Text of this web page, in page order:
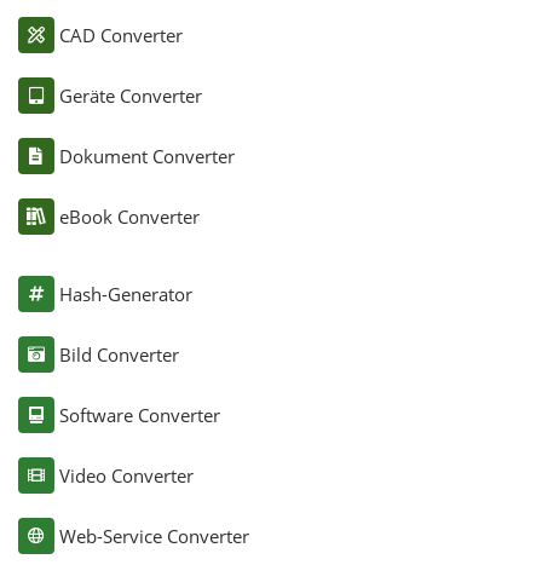
CAD Converter
Geräte Converter
Dokument Converter
eBook Converter
Hash-Generator
Bild Converter
Software Converter
Video Converter
Web-Service Converter